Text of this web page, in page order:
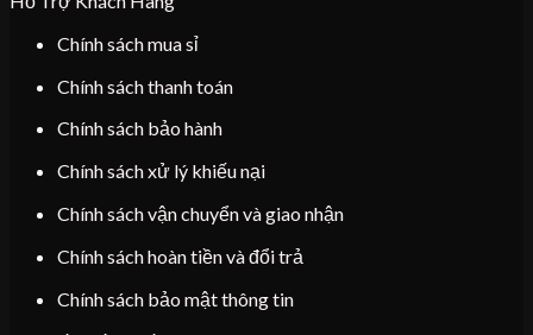
Chính sách mua sỉ
Chính sách thanh toán
Chính sách bảo hành
Chính sách xử lý khiếu nại
Chính sách vận chuyển và giao nhận
Chính sách hoàn tiền và đổi trả
Chính sách bảo mật thông tin